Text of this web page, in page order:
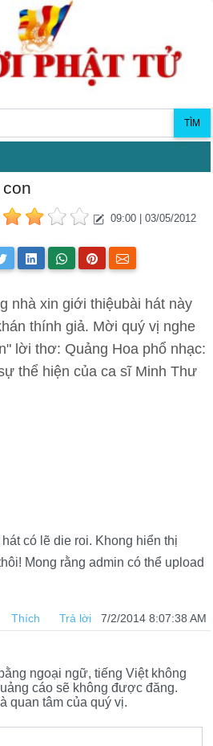
TÌM
09:00 | 03/05/2012
nhà xin giới thiệubài hát này
thính giả. Mời quý vị nghe
lời thơ: Quảng Hoa phổ nhạc:
thể hiện của ca sĩ Minh Thư
có lẽ die roi. Khong hiển thị
Mong rằng admin có thể upload
Thích Trả lời 7/2/2014 8:07:38 AM
ngoại ngữ, tiếng Việt không
cáo sẽ không được đăng.
quan tâm của quý vị.